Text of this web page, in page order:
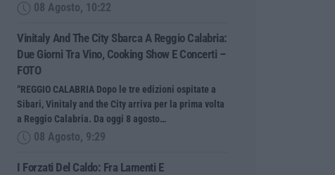
08 Agosto, 10:22
Vinitaly And The City Sbarca A Reggio Calabria:
Due Giorni Tra Vino, Cooking Show E Concerti –
FOTO
“REGGIO CALABRIA Dopo le tre edizioni ospitate a
Sibari, Vinitaly and the City arriva per la prima volta
a Reggio Calabria. Da oggi 8 agosto…
08 Agosto, 9:29
I Forzati Del Caldo: Fra Lamenti E